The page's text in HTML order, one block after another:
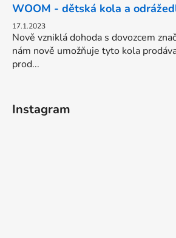
WOOM - dětská kola a
17.1.2023
Nově vzniklá dohoda s dovozcem
nám nově umožňuje tyto kola
prod...
Instagram